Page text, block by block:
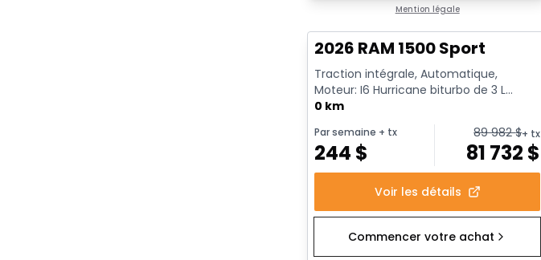
Mention légale
2026 RAM 1500 Sport
Traction intégrale, Automatique,
Moteur: I6 Hurricane biturbo de 3 L
rendement standard avec arrêt a...
0 km
Par semaine + tx
244 $
89 982$+ tx
81 732 $
Voir les détails
Commencer votre achat